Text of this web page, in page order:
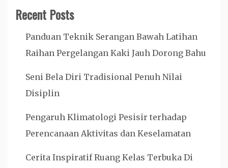
Recent Posts
Panduan Teknik Serangan Bawah Latihan
Raihan Pergelangan Kaki Jauh Dorong Bahu
Seni Bela Diri Tradisional Penuh Nilai
Disiplin
Pengaruh Klimatologi Pesisir terhadap
Perencanaan Aktivitas dan Keselamatan
Cerita Inspiratif Ruang Kelas Terbuka Di